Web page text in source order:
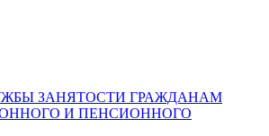
ЗАНЯТОСТИ ГРАЖДАНАМ
И ПЕНСИОННОГО